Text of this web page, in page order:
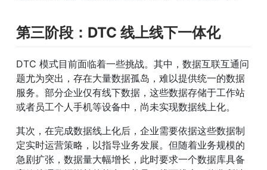
第三阶段：DTC 线上线下一体化
DTC 模式目前面临着一些挑战。其中，数据互联互通问
题尤为突出，存在大量数据孤岛，难以提供统一的数据
服务。部分企业仅有线下数据，这些数据存储于工作站
或者员工个人手机等设备中，尚未实现数据线上化。
其次，在完成数据线上化后，企业需要依据这些数据制
定实时运营策略，以指导业务发展。但随着业务规模的
急剧扩张，数据量大幅增长，此时要求一个数据库具备